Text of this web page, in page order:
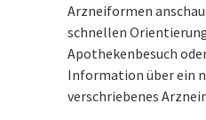
Arzneiformen
schnellen
Apothekenbesuch
Information über ein
verschriebenes